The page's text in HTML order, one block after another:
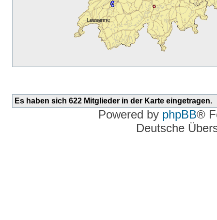
Es haben sich 622 Mitglieder in der Karte eingetragen.
Powered by phpBB®
Deutsche